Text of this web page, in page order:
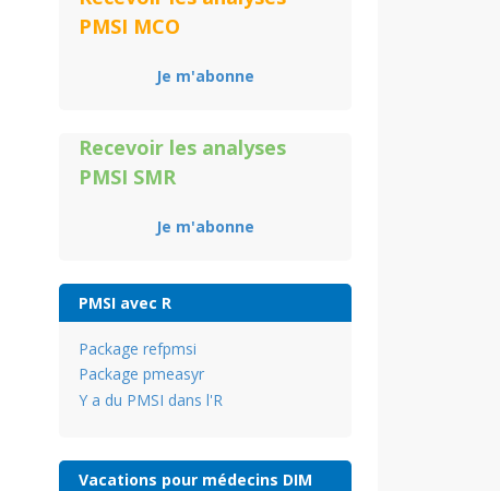
PMSI MCO
Je m'abonne
Recevoir les analyses
PMSI SMR
Je m'abonne
PMSI avec R
Package refpmsi
Package pmeasyr
Y a du PMSI dans l'R
Vacations pour médecins DIM